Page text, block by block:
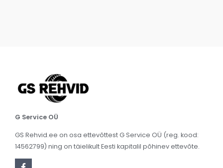
G Service OÜ
GS Rehvid.ee on osa ettevõttest G Service OÜ (reg. kood:
14562799) ning on täielikult Eesti kapitalil põhinev ettevõte.